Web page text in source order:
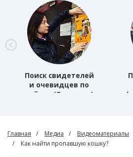
Поиск свидетелей
и очевидцев по
району (Основная)
Главная Медиа Видеоматериалы
Как найти пропавшую кошку?